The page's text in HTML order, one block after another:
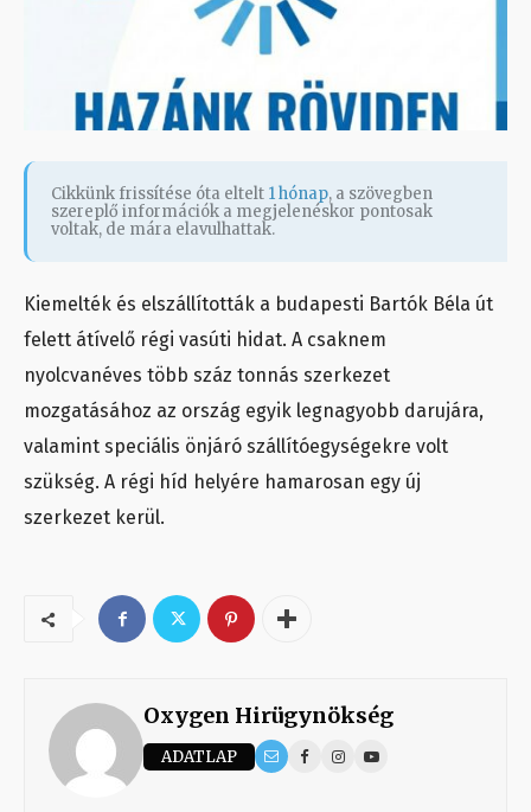
Cikkünk frissítése óta eltelt 1 hónap, a szövegben
szereplő információk a megjelenéskor pontosak
voltak, de mára elavulhattak.
Kiemelték és elszállították a budapesti Bartók Béla út
felett átívelő régi vasúti hidat. A csaknem
nyolcvanéves több száz tonnás szerkezet
mozgatásához az ország egyik legnagyobb darujára,
valamint speciális önjáró szállítóegységekre volt
szükség. A régi híd helyére hamarosan egy új
szerkezet kerül.
Oxygen Hirügynökség
ADATLAP